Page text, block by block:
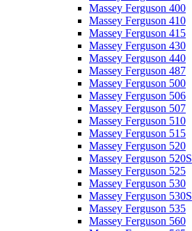
Massey Ferguson 400
Massey Ferguson 410
Massey Ferguson 415
Massey Ferguson 430
Massey Ferguson 440
Massey Ferguson 487
Massey Ferguson 500
Massey Ferguson 506
Massey Ferguson 507
Massey Ferguson 510
Massey Ferguson 515
Massey Ferguson 520
Massey Ferguson 520S
Massey Ferguson 525
Massey Ferguson 530
Massey Ferguson 530S
Massey Ferguson 535
Massey Ferguson 560